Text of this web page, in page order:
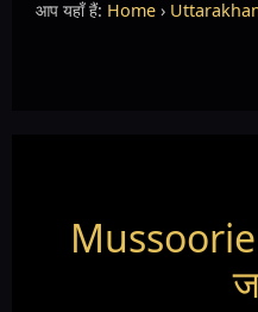
आप यहाँ हैं: Home ›
Mussoorie